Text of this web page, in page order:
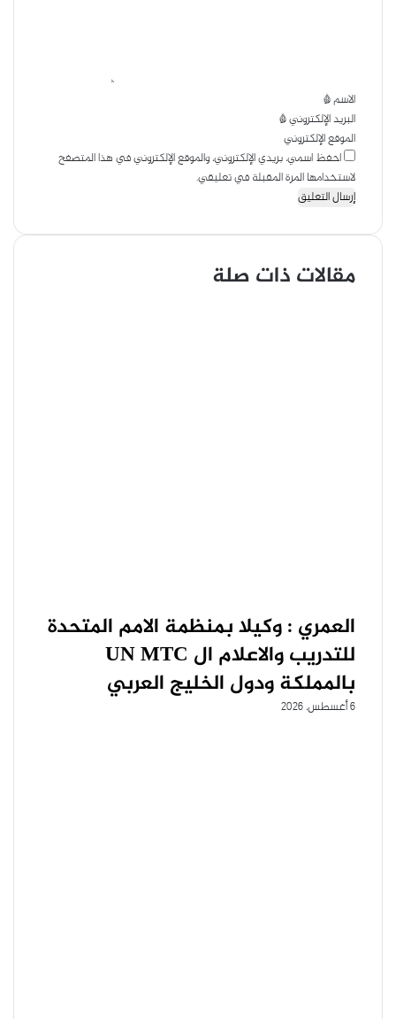
الاسم*
البريد الإلكتروني*
الموقع الإلكتروني
احفظ اسمي، بريدي الإلكتروني، والموقع الإلكتروني في هذا المتصفح
لاستخدامها المرة المقبلة في تعليقي.
مقالات ذات صلة
العمري : وكيلا بمنظمة الامم المتحدة
للتدريب والاعلام ال UN MTC
بالمملكة ودول الخليج العربي
6 أغسطس، 2026